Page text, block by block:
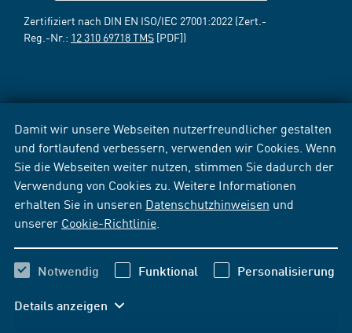
Damit wir unsere Webseiten nutzerfreundlicher gestalten
und fortlaufend verbessern, verwenden wir Cookies. Wenn
Sie die Webseiten weiter nutzen, stimmen Sie dadurch der
Verwendung von Cookies zu. Weitere Informationen
erhalten Sie in unseren Datenschutzhinweisen und
unserer Cookie-Richtlinie
Notwendig Funktional Personalisierung
Details anzeigen
Zertifiziert nach DIN EN ISO/IEC 27001:2022 (Zert.-
Reg.-Nr.: 12 310 69718 TMS [PDF])